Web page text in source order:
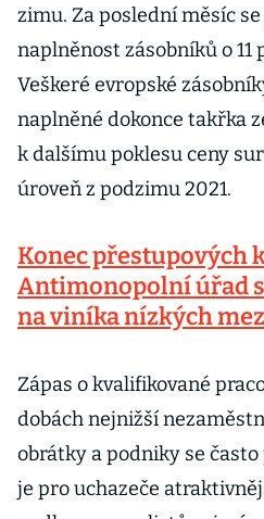
zimu. Za poslední měsíc
naplněnost zásobníků o 11
Veškeré evropské
naplněné dokonce takřka
k dalšímu poklesu ceny
úroveň z podzimu 2021.
Konec přestupových
Antimonopolní úřad
na viníka nízkých
Zápas o kvalifikované
dobách nejnižší
obrátky a podniky se
je pro uchazeče